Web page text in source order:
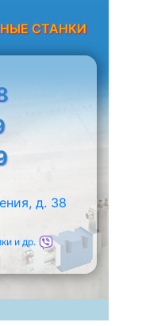
СТАНКИ
д. 38
и др.